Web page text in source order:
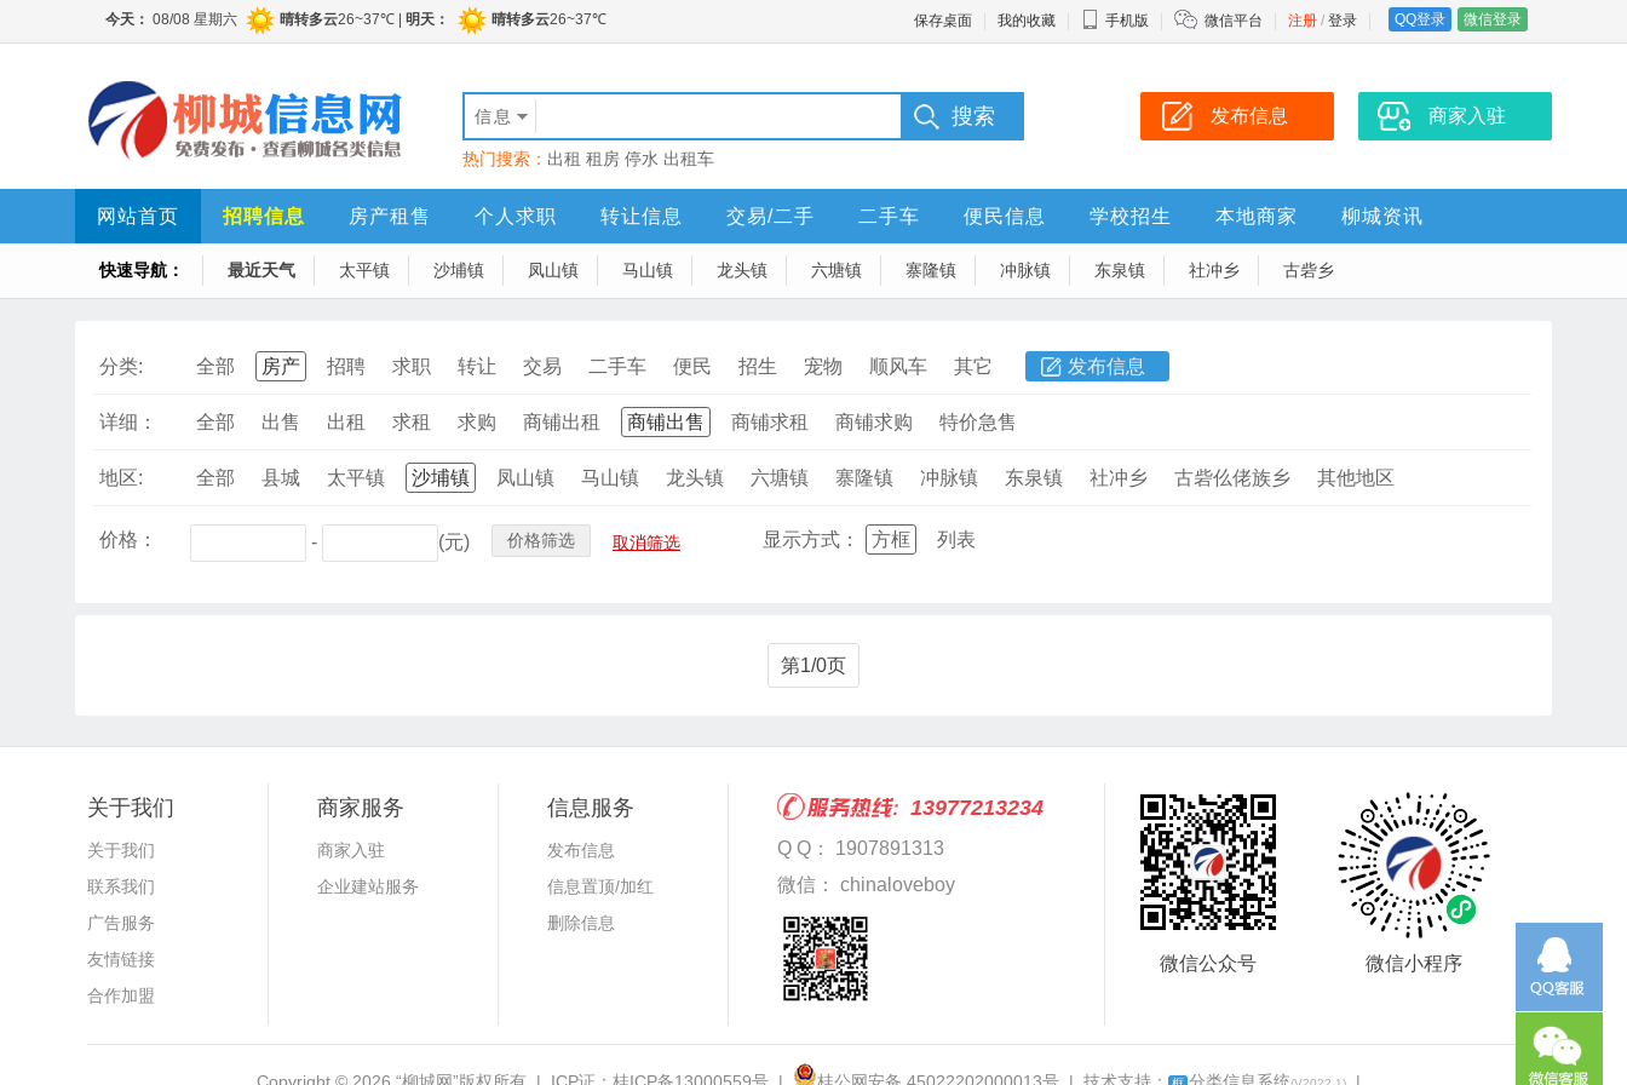
保存桌面 我的收藏 手机版 微信平台 注册 / 登录 QQ登录 微信登录
信息
热门搜索： 出租 租房 停水 出租车
发布信息 商家入驻
网站首页 招聘信息 房产租售 个人求职 转让信息 交易/二手 二手车 便民信息 学校招生 本地商家 柳城资讯
快速导航： 最近天气 太平镇 沙埔镇 凤山镇 马山镇 龙头镇 六塘镇 寨隆镇 冲脉镇 东泉镇 社冲乡 古砦乡
分类: 全部 房产 招聘 求职 转让 交易 二手车 便民 招生 宠物 顺风车 其它 发布信息
详细： 全部 出售 出租 求租 求购 商铺出租 商铺出售 商铺求租 商铺求购 特价急售
地区: 全部 县城 太平镇 沙埔镇 凤山镇 马山镇 龙头镇 六塘镇 寨隆镇 冲脉镇 东泉镇 社冲乡 古砦仫佬族乡 其他地区
价格： - (元) 价格筛选 取消筛选 显示方式： 方框 列表
第1/0页
关于我们
关于我们
联系我们
广告服务
友情链接
合作加盟
商家服务
商家入驻
企业建站服务
信息服务
发布信息
信息置顶/加红
删除信息
13977213234
Q Q： 1907891313
微信： chinaloveboy
微信公众号 微信小程序